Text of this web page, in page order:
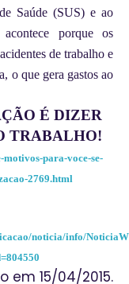
Saúde (SUS) e ao
porque os
de trabalho e
o que gera gastos ao
É DIZER
TRABALHO!
para-voce-se-
2769.html
noticia/info/
em 15/04/2015.